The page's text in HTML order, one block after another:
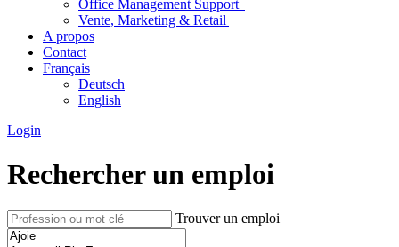
Office Management Support
Vente, Marketing & Retail
A propos
Contact
Français
Deutsch
English
Login
Rechercher un emploi
Trouver un emploi